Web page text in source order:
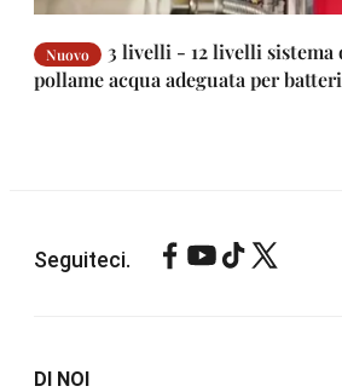
Nuovo
3 livelli - 12 livelli sistema
pollame acqua adeguata per
Seguiteci.
DI NOI